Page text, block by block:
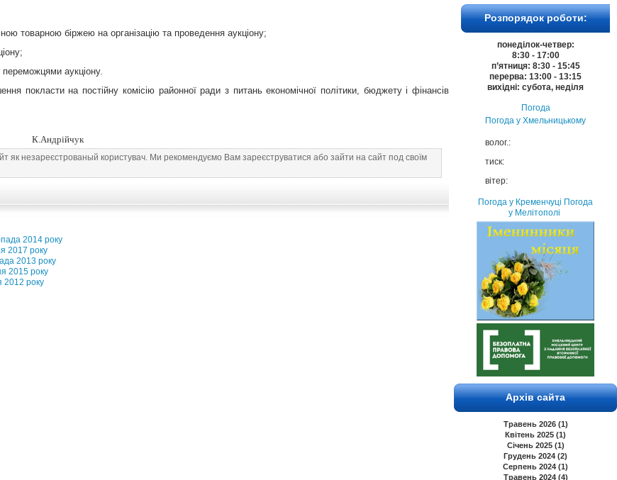
Розпорядок роботи:
понеділок-четвер:
8:30 - 17:00
п’ятниця: 8:30 - 15:45
перерва: 13:00 - 13:15
вихідні: субота, неділя
Погода
Погода у Хмельницькому
волог.:
тиск:
вітер:
Погода у Кременчуці Погода
у Мелітополі
Архів сайта
Травень 2026 (1)
Квітень 2025 (1)
Січень 2025 (1)
Грудень 2024 (2)
Серпень 2024 (1)
Травень 2024 (4)
товарною біржею на організацію та проведення аукціону;
переможцями аукціону.
покласти на постійну комісіюрайонної ради з питаньекономічної політики, бюджету і фінансів
К.Андрійчук
як незареєстрованый користувач. Ми рекомендуємо Вам зареєструватися або зайти на сайт под своїм
2014 року
2017 року
2013 року
2015 року
року